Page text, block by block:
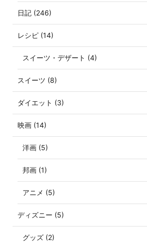
日記 (246)
レシピ (14)
スイーツ・デザート (4)
スイーツ (8)
ダイエット (3)
映画 (14)
洋画 (5)
邦画 (1)
アニメ (5)
ディズニー (5)
グッズ (2)